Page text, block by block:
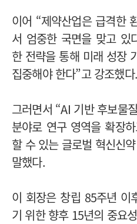
이어 “제약산업은 급격한
서 엄중한 국면을 맞고 있
한 전략을 통해 미래 성장
집중해야 한다”고 강조했다.
그러면서 “AI 기반 후보물
분야로 연구 영역을 확장
할 수 있는 글로벌 혁신신
말했다.
이 회장은 창립 85주년 이
기 위한 향후 15년의 중요